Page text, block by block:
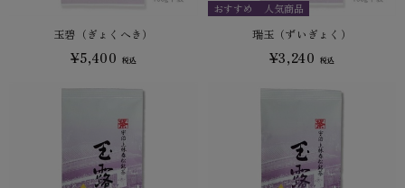
玉碧（ぎょくへき）
¥5,400 税込
おすすめ 人気商品
瑞玉（ずいぎょく）
¥3,240 税込